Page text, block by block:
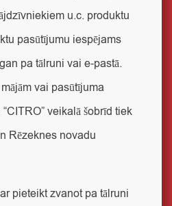
u.c. produktu
pasūtījumu iespējams
pa tālruni vai e-pastā.
vai pasūtījuma
veikalā šobrīd tiek
Rēzeknes novadu
pieteikt zvanot pa tālruni